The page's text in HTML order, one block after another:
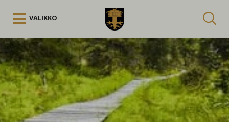
VALIKKO
Kuuntele